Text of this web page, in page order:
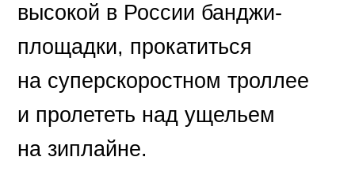
высокой в России банджи-
площадки, прокатиться
на суперскоростном троллее
и пролететь над ущельем
на зиплайне.